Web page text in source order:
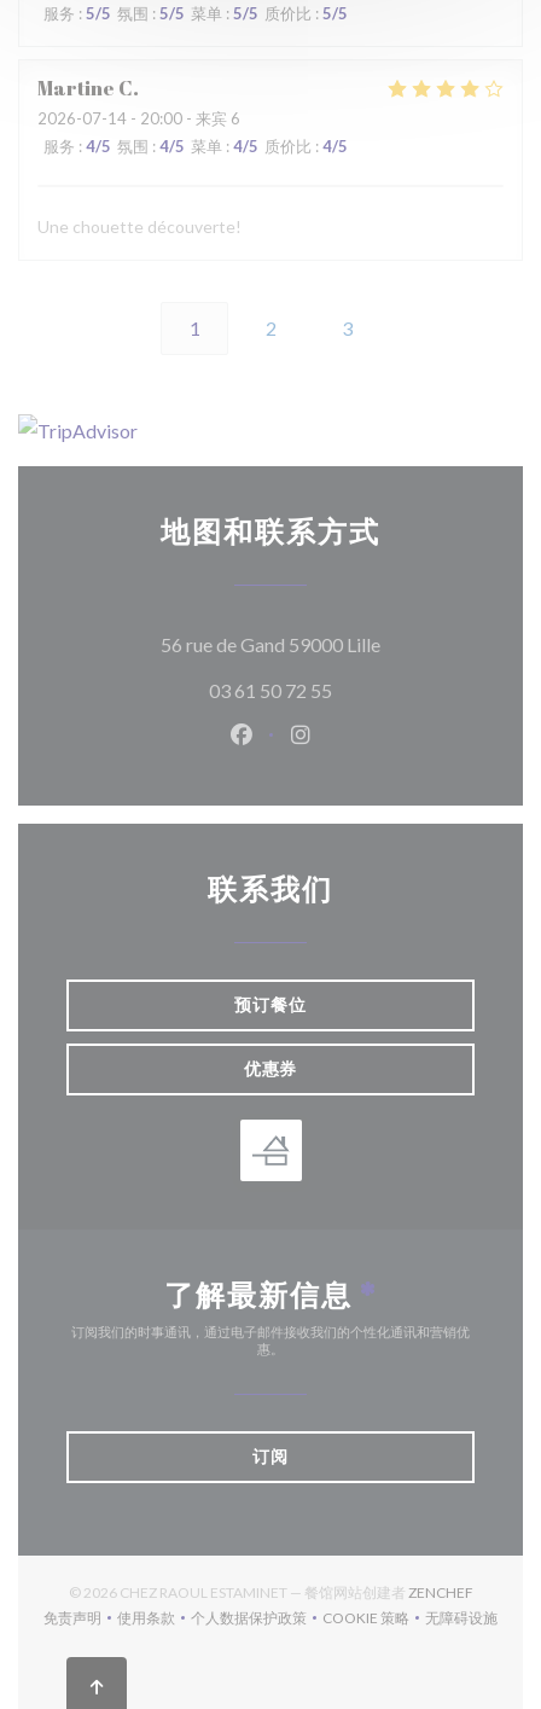
服务 :5/5 氛围 :5/5 菜单 : 5/5 质价比 : 5/5
Martine C
2026-07-14 - 20:00 - 来宾 6
服务 : 4/5 氛围 : 4/5 菜单 : 4/5 质价比 : 4/5
Une chouette découverte!
1 2 3
地图和联系方式
56 rue de Gand 59000 Lille((在新窗口中打开))
03 61 50 72 55
Facebook ((在新窗口中打开))
Instagram ((在新窗口中
联系我们
预订餐位
优惠券
了解最新信息 *
订阅我们的时事通讯，通过电子邮件接收我们的个性化通讯和营销优
惠。
订阅
© 2026 CHEZ RAOUL ESTAMINET — 餐馆网站创建者 ZENCHEF((在新窗
免责声明
((在新窗口中打开))
使用条款
((在新窗口中打开))
个人数据保护政策
((在新窗口中打开))
COOKIE 策略
((在新窗口中打开))
无障碍设施
((在新窗口